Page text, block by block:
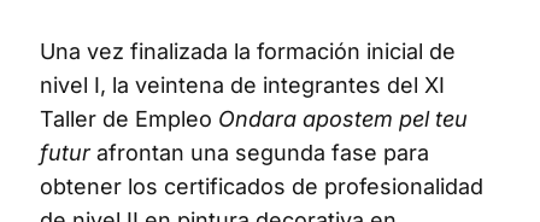
Una vez finalizada la formación inicial de
nivel I, la veintena de integrantes del XI
Taller de Empleo Ondara apostem pel teu
futurafrontan una segunda fase para
obtener los certificados de profesionalidad